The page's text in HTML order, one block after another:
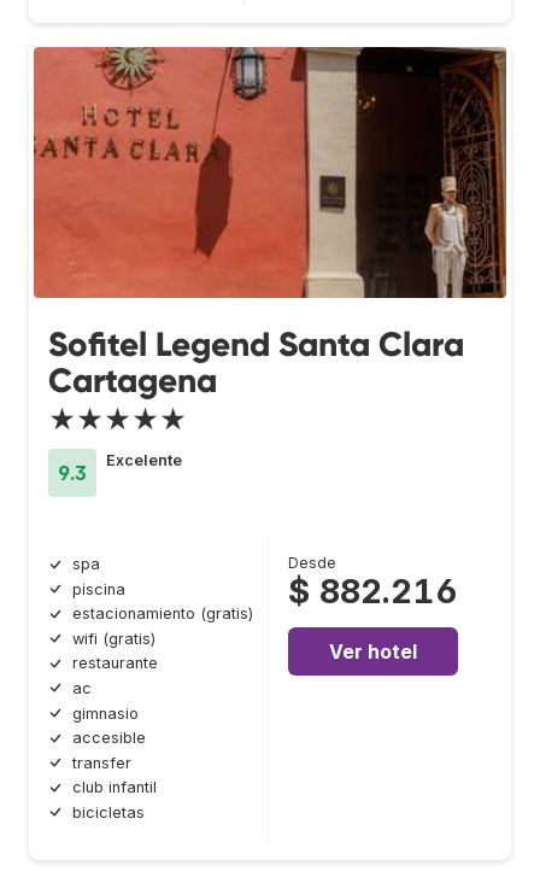
Sofitel Legend Santa Clara
Cartagena
★★★★★
9.3
Excelente
spa
piscina
estacionamiento (gratis)
wifi (gratis)
restaurante
ac
gimnasio
accesible
transfer
club infantil
bicicletas
Desde
$ 882.216
Ver hotel